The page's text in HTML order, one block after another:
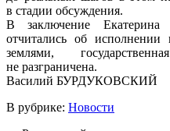
в стадии обсуждения.
В заключение
отчитались об
землями,
не разграничена.
Василий БУРДУКОВСКИЙ
В рубрике: Новости